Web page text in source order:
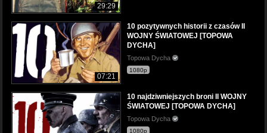
29:29
07:21
10 pozytywnych historii z czasów II
WOJNY ŚWIATOWEJ [TOPOWA
DYCHA]
Topowa Dycha
1080p
10 najdziwniejszych broni II WOJNY
ŚWIATOWEJ [TOPOWA DYCHA]
Topowa Dycha
1080p